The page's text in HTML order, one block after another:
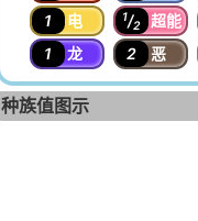
1
电 1/2 超能
1
龙 2 恶
种族值图示